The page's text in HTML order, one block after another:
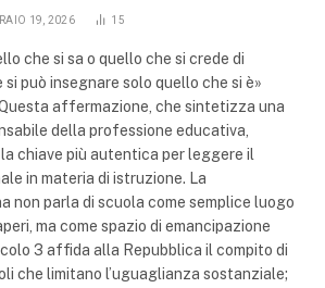
19, 2026 15
che si sa o quello che si crede di
si può insegnare solo quello che si è»
Questa affermazione, che sintetizza una
della professione educativa,
chiave più autentica per leggere il
in materia di istruzione. La
non parla di scuola come semplice luogo
ma come spazio di emancipazione
3 affida alla Repubblica il compito di
che limitano l’uguaglianza sostanziale;